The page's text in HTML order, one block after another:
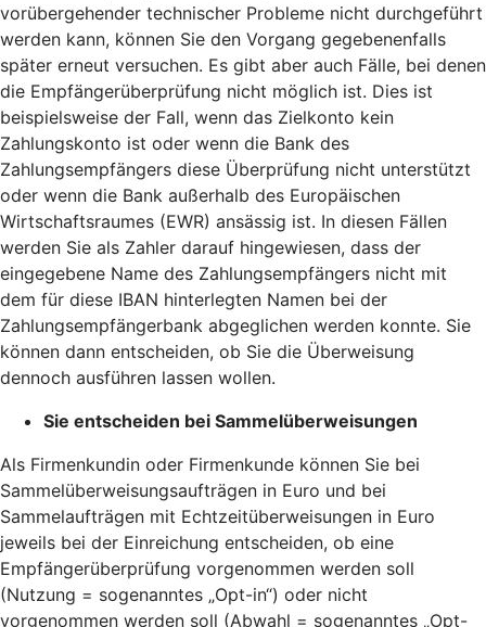
vorübergehender technischer Probleme nicht durchgeführt
werden kann, können Sie den Vorgang gegebenenfalls
später erneut versuchen. Es gibt aber auch Fälle, bei denen
die Empfängerüberprüfung nicht möglich ist. Dies ist
beispielsweise der Fall, wenn das Zielkonto kein
Zahlungskonto ist oder wenn die Bank des
Zahlungsempfängers diese Überprüfung nicht unterstützt
oder wenn die Bank außerhalb des Europäischen
Wirtschaftsraumes (EWR) ansässig ist. In diesen Fällen
werden Sie als Zahler darauf hingewiesen, dass der
eingegebene Name des Zahlungsempfängers nicht mit
dem für diese IBAN hinterlegten Namen bei der
Zahlungsempfängerbank abgeglichen werden konnte. Sie
können dann entscheiden, ob Sie die Überweisung
dennoch ausführen lassen wollen.
Sie entscheiden bei Sammelüberweisungen
Als Firmenkundin oder Firmenkunde können Sie bei
Sammelüberweisungsaufträgen in Euro und bei
Sammelaufträgen mit Echtzeitüberweisungen in Euro
jeweils bei der Einreichung entscheiden, ob eine
Empfängerüberprüfung vorgenommen werden soll
(Nutzung = sogenanntes „Opt-in“) oder nicht
vorgenommen werden soll (Abwahl = sogenanntes „Opt-